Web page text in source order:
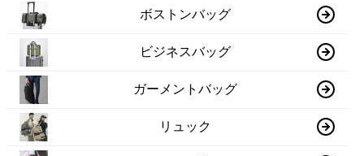
ボストンバッグ
ビジネスバッグ
ガーメントバッグ
リュック